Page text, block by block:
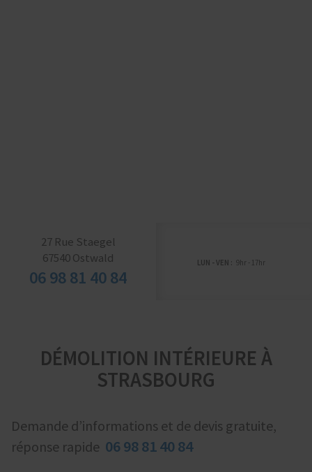
27 Rue Staegel
67540Ostwald
06 98 81 40 84
LUN - VEN : 9hr - 17hr
DÉMOLITION INTÉRIEURE À
STRASBOURG
Demande d’informations et de devis gratuite,
réponse rapide 06 98 81 40 84